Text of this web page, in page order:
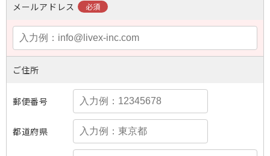
メールアドレス
ご住所
郵便番号
都道府県